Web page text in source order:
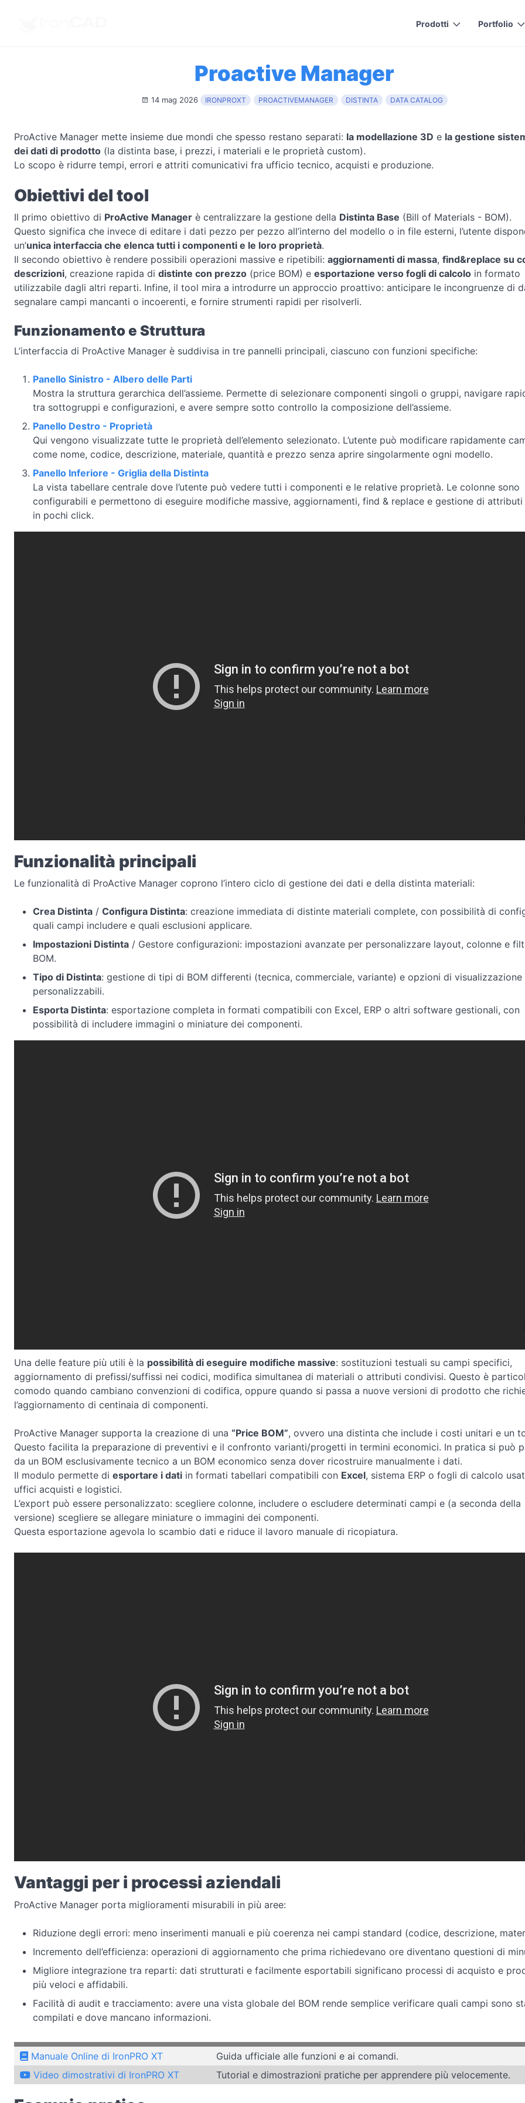
Prodotti Portfolio
Proactive Manager
14 mag 2026 IRONPROXT PROACTIVEMANAGER DISTINTA DATA CATALOG
ProActive Manager mette insieme due mondi che spesso restano separati: la modellazione 3D e la gestione
dei dati di prodotto (la distinta base, i prezzi, i materiali e le proprietà custom).
Lo scopo è ridurre tempi, errori e attriti comunicativi fra ufficio tecnico, acquisti e produzione.
Obiettivi del tool
Il primo obiettivo di ProActive Manager è centralizzare la gestione della Distinta Base (Bill of Materials - BOM).
Questo significa che invece di editare i dati pezzo per pezzo all’interno del modello o in file esterni, l’utente
un’unica interfaccia che elenca tutti i componenti e le loro proprietà.
Il secondo obiettivo è rendere possibili operazioni massive e ripetibili: aggiornamenti di massa, find&replace su
descrizioni, creazione rapida di distinte con prezzo (price BOM) e esportazione verso fogli di calcolo in formato
utilizzabile dagli altri reparti. Infine, il tool mira a introdurre un approccio proattivo: anticipare le incongruenze di
segnalare campi mancanti o incoerenti, e fornire strumenti rapidi per risolverli.
Funzionamento e Struttura
L’interfaccia di ProActive Manager è suddivisa in tre pannelli principali, ciascuno con funzioni specifiche:
Panello Sinistro - Albero delle Parti
Mostra la struttura gerarchica dell’assieme. Permette di selezionare componenti singoli o gruppi, navigare
tra sottogruppi e configurazioni, e avere sempre sotto controllo la composizione dell’assieme.
Panello Destro - Proprietà
Qui vengono visualizzate tutte le proprietà dell’elemento selezionato. L’utente può modificare rapidamente
come nome, codice, descrizione, materiale, quantità e prezzo senza aprire singolarmente ogni modello.
Panello Inferiore - Griglia della Distinta
La vista tabellare centrale dove l’utente può vedere tutti i componenti e le relative proprietà. Le colonne sono
configurabili e permettono di eseguire modifiche massive, aggiornamenti, find & replace e gestione di
in pochi click.
Funzionalità principali
Le funzionalità di ProActive Manager coprono l’intero ciclo di gestione dei dati e della distinta materiali:
Crea Distinta / Configura Distinta: creazione immediata di distinte materiali complete, con possibilità di
quali campi includere e quali esclusioni applicare.
Impostazioni Distinta / Gestore configurazioni: impostazioni avanzate per personalizzare layout, colonne e
BOM.
Tipo di Distinta: gestione di tipi di BOM differenti (tecnica, commerciale, variante) e opzioni di visualizzazione
personalizzabili.
Esporta Distinta: esportazione completa in formati compatibili con Excel, ERP o altri software gestionali, con
possibilità di includere immagini o miniature dei componenti.
Una delle feature più utili è la possibilità di eseguire modifiche massive: sostituzioni testuali su campi specifici,
aggiornamento di prefissi/suffissi nei codici, modifica simultanea di materiali o attributi condivisi. Questo è
comodo quando cambiano convenzioni di codifica, oppure quando si passa a nuove versioni di prodotto che
l’aggiornamento di centinaia di componenti.
ProActive Manager supporta la creazione di una “Price BOM”, ovvero una distinta che include i costi unitari e un
Questo facilita la preparazione di preventivi e il confronto varianti/progetti in termini economici. In pratica si può
da un BOM esclusivamente tecnico a un BOM economico senza dover ricostruire manualmente i dati.
Il modulo permette di esportare i dati in formati tabellari compatibili con Excel, sistema ERP o fogli di calcolo
uffici acquisti e logistici.
L’export può essere personalizzato: scegliere colonne, includere o escludere determinati campi e (a seconda della
versione) scegliere se allegare miniature o immagini dei componenti.
Questa esportazione agevola lo scambio dati e riduce il lavoro manuale di ricopiatura.
Vantaggi per i processi aziendali
ProActive Manager porta miglioramenti misurabili in più aree:
Riduzione degli errori: meno inserimenti manuali e più coerenza nei campi standard (codice, descrizione,
Incremento dell’efficienza: operazioni di aggiornamento che prima richiedevano ore diventano questioni di
Migliore integrazione tra reparti: dati strutturati e facilmente esportabili significano processi di acquisto e
più veloci e affidabili.
Facilità di audit e tracciamento: avere una vista globale del BOM rende semplice verificare quali campi sono
compilati e dove mancano informazioni.
Manuale Online di IronPRO XT
Guida ufficiale alle funzioni e ai comandi.
Video dimostrativi di IronPRO XT
Tutorial e dimostrazioni pratiche per apprendere più velocemente.